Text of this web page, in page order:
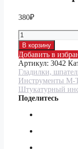
380₽
Количество
товара
Затирка
из
губчатой
резины,
мелкая
пористость,
280/20
В корзину
Добавить в
Артикул: 3042
Гладилки,
Инструменты M-
Штукатурный
Поделитесь